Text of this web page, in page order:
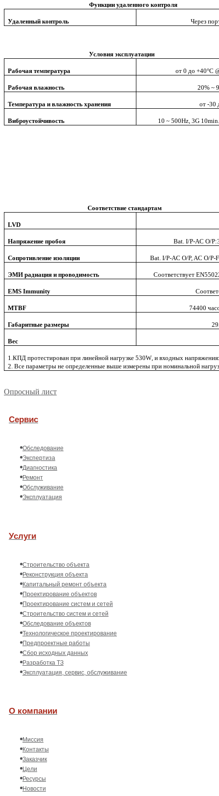
Функции удаленного контроля
Удаленный контроль Через
Условия эксплуатации
Рабочая температура от 0 до +40°C
Рабочая влажность 20% ~
Температура и влажность хранения от -30
Виброустойчивость 10 ~ 500Hz, 3G
Соответствие стандартам
LVD
Напряжение пробоя Bat. I/P-AC O/
Сопротивление изоляции Bat. I/P-AC O/P, AC O/
ЭМИ радиация и проводимость Соответствует
EMS Immunity
MTBF 74400
Габаритные размеры
Вес
1.КПД протестирован при линейной нагрузке 530W , и входных
2. Все параметры не определенные выше измерены при номинальной
Опросный лист
Сервис
Обследование
Экспертиза
Диагностика
Ремонт
Обслуживание
Эксплуатация
Услуги
Строительство объекта
Реконструкция объекта
Капитальный ремонт объекта
Проектирование объектов
Проектирование систем и сетей
Строительство систем и сетей
Обследование объектов
Технологическое проектирование
Предпроектные работы
Сбор исходных данных
Разработка ТЗ
Эксплуатация, сервис, обслуживание
О компании
Миссия
Контакты
Заказчик
Цели
Ресурсы
Новости